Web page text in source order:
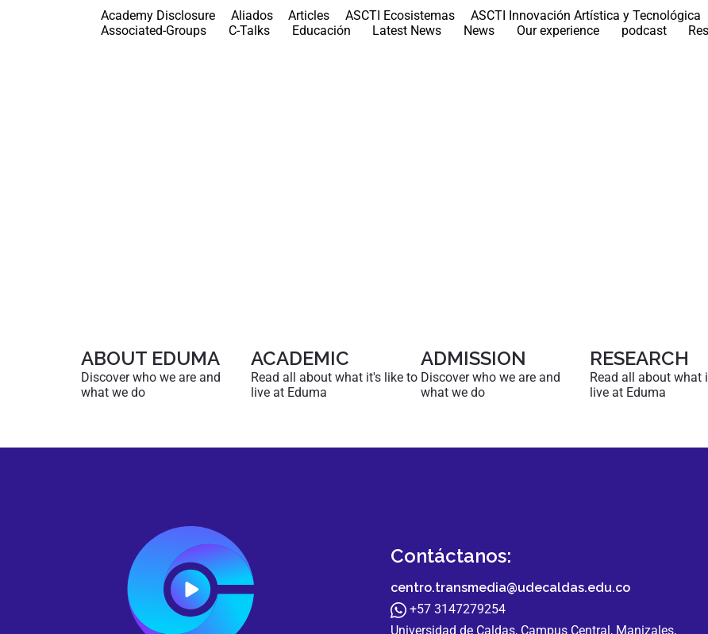
Academy Disclosure Aliados Articles ASCTI Ecosistemas ASCTI Innovación Artística y Tecnológica
Associated-Groups
C-Talks Educación Latest News News Our experience podcast
ABOUT EDUMA
Discover who we are and
what we do
ACADEMIC
Read all about what it's like to
live at Eduma
ADMISSION
Discover who we are and
what we do
RESEARCH
Read all about what
live at Eduma
Contáctanos:
centro.transmedia@udecaldas.edu.co
+57 3147279254
Universidad de Caldas, Campus Central, Manizales,